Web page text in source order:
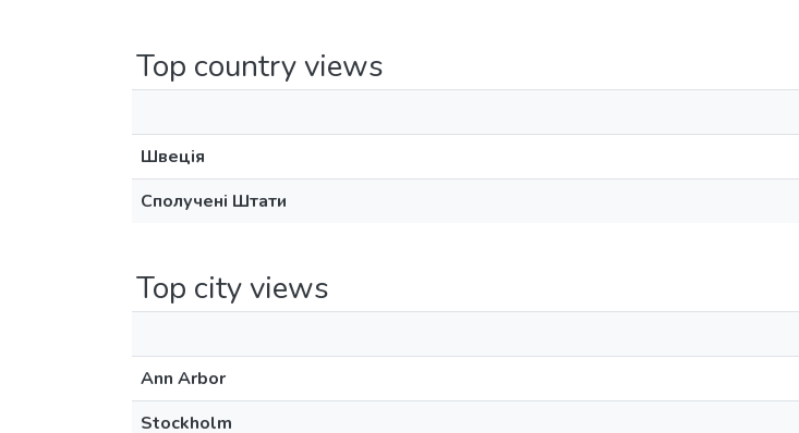
Top country views
Швеція
Сполучені Штати
Top city views
Ann Arbor
Stockholm